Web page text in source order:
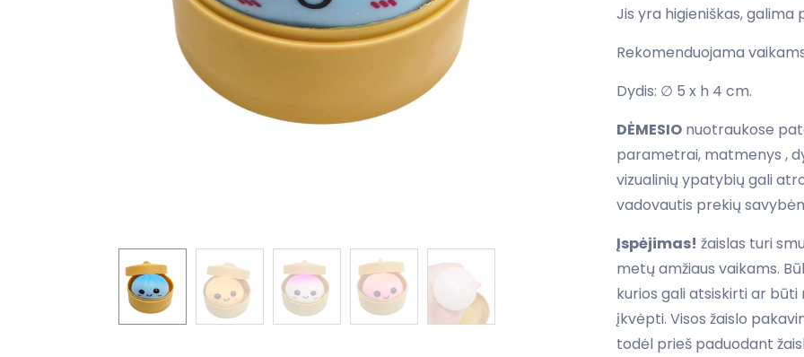
Jis yra higieniškas, galima
Rekomenduojama
Dydis: ∅ 5 x h 4 cm.
DĖMESIO nuotraukose
parametrai, matmenys ,
vizualinių ypatybių gali
vadovautis prekių
Įspėjimas! žaislas turi
metų amžiaus vaikams.
kurios gali atsiskirti ar būti
įkvėpti. Visos žaislo
todėl prieš paduodant